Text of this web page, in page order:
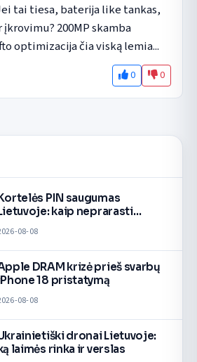
tai tiesa, baterija like tankas,
200MP skamba
optimizacija čia viską lemia...
0 0
Kortelės PIN saugumas
Lietuvoje: kaip neprarasti
08-08
DRAM krizė prieš svarbų
18 pristatymą
08-08
dronai Lietuvoje:
laimės rinka ir verslas